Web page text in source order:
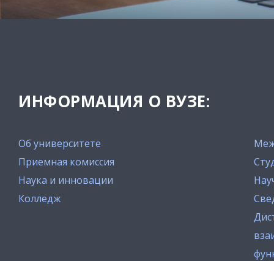
ИНФОРМАЦИЯ О ВУЗЕ:
Об университете
Приемная комиссия
Наука и инновации
Колледж